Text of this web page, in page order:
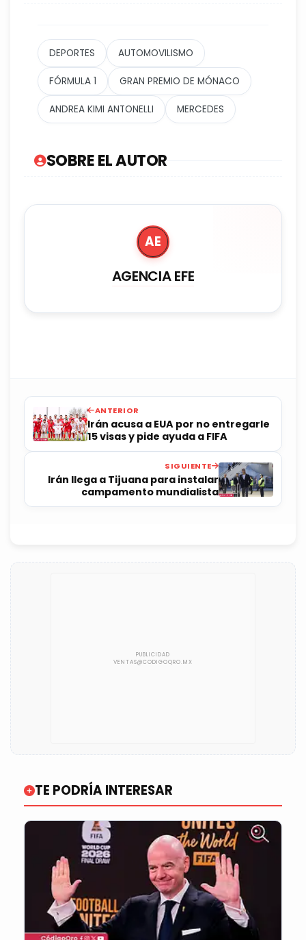
DEPORTES AUTOMOVILISMO
FÓRMULA 1 GRAN PREMIO DE MÓNACO
ANDREA KIMI ANTONELLI MERCEDES
SOBRE EL AUTOR
AE
AGENCIA EFE
ANTERIOR
Irán acusa a EUA por no entregarle
15 visas y pide ayuda a FIFA
SIGUIENTE
Irán llega a Tijuana para instalar
campamento mundialista
TE PODRÍA INTERESAR